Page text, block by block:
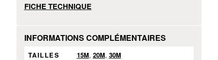
FICHE TECHNIQUE
INFORMATIONS COMPLÉMENTAIRES
TAILLES 15M, 20M, 30M